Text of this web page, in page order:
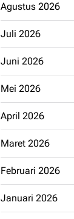
Agustus 2026
Juli 2026
Juni 2026
Mei 2026
April 2026
Maret 2026
Februari 2026
Januari 2026